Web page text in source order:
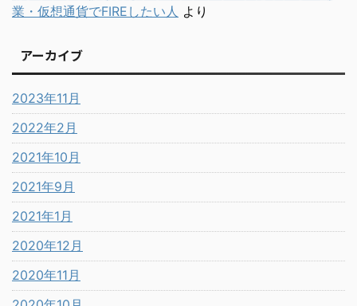
業・仮想通貨でFIREしたい人 より
アーカイブ
2023年11月
2022年2月
2021年10月
2021年9月
2021年1月
2020年12月
2020年11月